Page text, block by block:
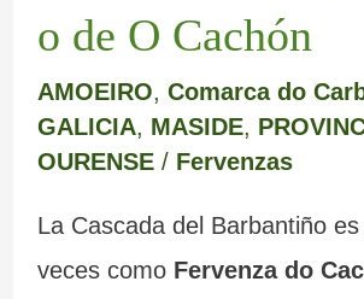
o de O Cachón
AMOEIRO, Comarca do
GALICIA, MASIDE,
OURENSE/ Fervenzas
La Cascada del Barbantiño
veces como Fervenza do